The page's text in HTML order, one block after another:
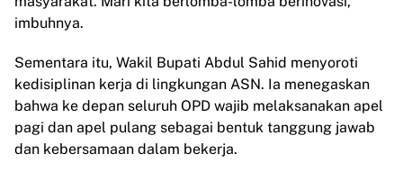
imbuhnya.
Sementara itu, Wakil Bupati Abdul Sahid menyoroti
kedisiplinan kerja di lingkungan ASN. Ia menegaskan
bahwa ke depan seluruh OPD wajib melaksanakan apel
pagi dan apel pulang sebagai bentuk tanggung jawab
dan kebersamaan dalam bekerja.